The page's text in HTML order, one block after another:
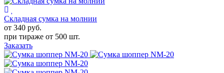
Складная сумка на молнии
от 340 руб.
при тираже от 500 шт.
Заказать